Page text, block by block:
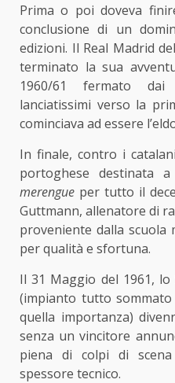
Prima o poi doveva
conclusione di un
edizioni. Il Real Madrid
terminato la sua
1960/61 fermato
lanciatissimi verso la
cominciava ad essere
In finale, contro i
portoghese destinata
merengue per tutto il
Guttmann, allenatore di
proveniente dalla scuola
per qualità e sfortuna.
Il 31 Maggio del 1961,
(impianto tutto
quella importanza)
senza un vincitore
piena di colpi di
spessore tecnico.